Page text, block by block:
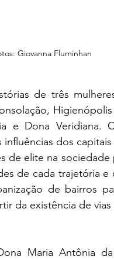
Giovanna Fluminhan
de três
e Dona Veridiana.
dos
de elite na
de cada trajetória
de bairros
da existência de
Maria Antônia